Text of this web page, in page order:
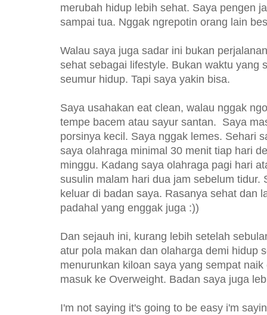
merubah hidup lebih sehat. Saya pengen
sampai tua. Nggak ngrepotin orang lain
Walau saya juga sadar ini bukan
sehat sebagai lifestyle. Bukan waktu yang
seumur hidup. Tapi saya yakin bisa.
Saya usahakan eat clean, walau nggak
tempe bacem atau sayur santan. Saya
porsinya kecil. Saya nggak lemes. Sehari
saya olahraga minimal 30 menit tiap hari
minggu. Kadang saya olahraga pagi hari
susulin malam hari dua jam sebelum tidur.
keluar di badan saya. Rasanya sehat dan
padahal yang enggak juga :))
Dan sejauh ini, kurang lebih setelah
atur pola makan dan olaharga demi hidup
menurunkan kiloan saya yang sempat
masuk ke Overweight. Badan saya juga
I'm not saying it's going to be easy i'm